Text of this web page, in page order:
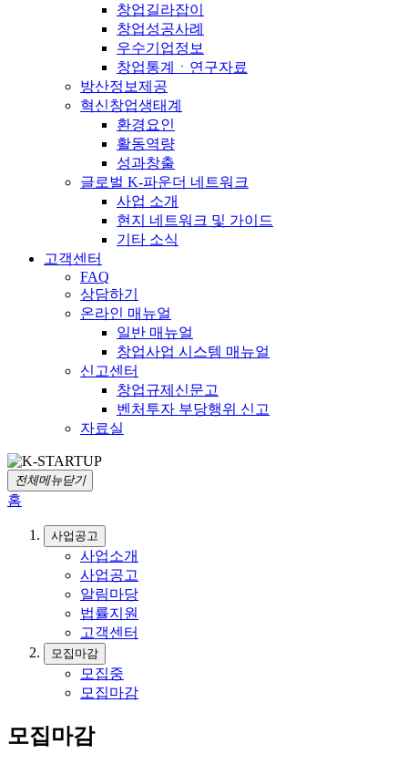
창업길라잡이
창업성공사례
우수기업정보
창업통계ㆍ연구자료
방산정보제공
혁신창업생태계
환경요인
활동역량
성과창출
글로벌 K-파운더 네트워크
사업 소개
현지 네트워크 및 가이드
기타 소식
고객센터
FAQ
상담하기
온라인 매뉴얼
일반 매뉴얼
창업사업 시스템 매뉴얼
신고센터
창업규제신문고
벤처투자 부당행위 신고
자료실
전체메뉴닫기
홈
사업공고
사업소개
사업공고
알림마당
법률지원
고객센터
모집마감
모집중
모집마감
모집마감